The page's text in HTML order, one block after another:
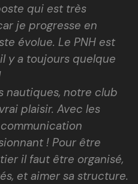
qui est très
je progresse en
évolue. Le PNH est
y a toujours quelque
nautiques, notre club
plaisir. Avec les
! Pour être
il faut être organisé,
et aimer sa structure.